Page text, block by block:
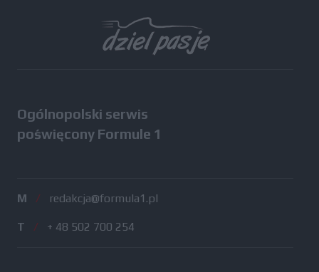
Ogólnopolski serwis
poświęcony Formule 1
M / redakcja@formula1.pl
T / + 48 502 700 254